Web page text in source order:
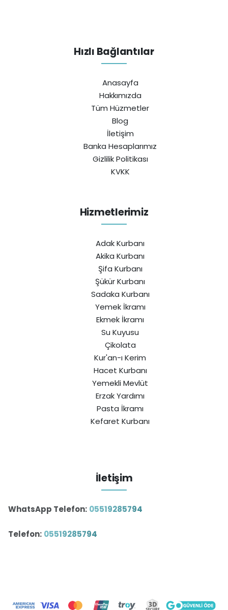
Hızlı Bağlantılar
Anasayfa
Hakkımızda
Tüm Hüzmetler
Blog
İletişim
Banka Hesaplarımız
Gizlilik Politikası
KVKK
Hizmetlerimiz
Adak Kurbanı
Akika Kurbanı
Şifa Kurbanı
Şükür Kurbanı
Sadaka Kurbanı
Yemek İkramı
Ekmek İkramı
Su Kuyusu
Çikolata
Kur'an-ı Kerim
Hacet Kurbanı
Yemekli Mevlüt
Erzak Yardımı
Pasta İkramı
Kefaret Kurbanı
İletişim
WhatsApp Telefon: 05519285794
Telefon: 05519285794